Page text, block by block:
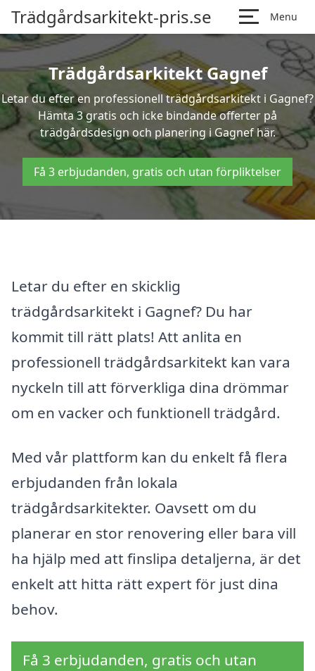
Trädgårdsarkitekt-pris.se Menu
Trädgårdsarkitekt Gagnef
Letar du efter en professionell trädgårdsarkitekt i Gagnef?
Hämta 3 gratis och icke bindande offerter på
trädgårdsdesign och planering i Gagnef här.
Få 3 erbjudanden, gratis och utan förpliktelser
Letar du efter en skicklig
trädgårdsarkitekt i Gagnef? Du har
kommit till rätt plats! Att anlita en
professionell trädgårdsarkitekt kan vara
nyckeln till att förverkliga dina drömmar
om en vacker och funktionell trädgård.
Med vår plattform kan du enkelt få flera
erbjudanden från lokala
trädgårdsarkitekter. Oavsett om du
planerar en stor renovering eller bara vill
ha hjälp med att finslipa detaljerna, är det
enkelt att hitta rätt expert för just dina
behov.
Få 3 erbjudanden, gratis och utan